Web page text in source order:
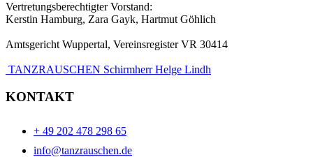
Vertretungsberechtigter Vorstand:
Kerstin Hamburg, Zara Gayk, Hartmut Göhlich
Amtsgericht Wuppertal, Vereinsregister VR 30414
TANZRAUSCHEN Schirmherr Helge Lindh
KONTAKT
+ 49 202 478 298 65
info@tanzrauschen.de